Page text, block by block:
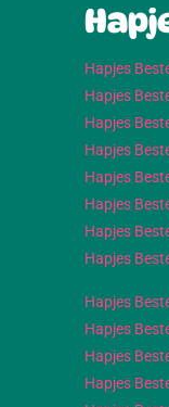
Hapjes
Hapjes
Hapjes
Hapjes
Hapjes
Hapjes
Hapjes
Hapjes
Hapjes
Hapjes
Hapjes
Hapjes